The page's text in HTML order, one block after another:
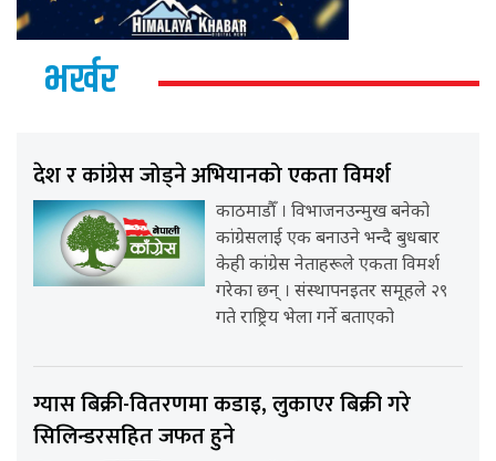
भर्खर
देश र कांग्रेस जोड्ने अभियानको एकता विमर्श
काठमाडौँ । विभाजनउन्मुख बनेको
कांग्रेसलाई एक बनाउने भन्दै बुधबार
केही कांग्रेस नेताहरूले एकता विमर्श
गरेका छन् । संस्थापनइतर समूहले २९
गते राष्ट्रिय भेला गर्ने बताएको
ग्यास बिक्री-वितरणमा कडाइ, लुकाएर बिक्री गरे
सिलिन्डरसहित जफत हुने